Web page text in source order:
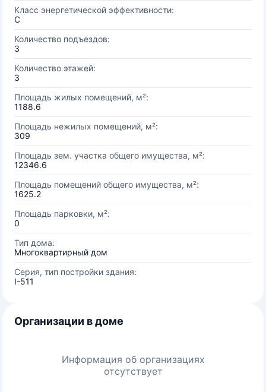
Класс энергетической эффективности:
C
Количество подъездов:
3
Количество этажей:
3
Площадь жилых помещений, м²:
1188.6
Площадь нежилых помещений, м²:
309
Площадь зем. участка общего имущества, м²:
12346.6
Площадь помещений общего имущества, м²:
1625.2
Площадь парковки, м²:
0
Тип дома:
Многоквартирный дом
Серия, тип постройки здания:
I-511
Организации в доме
Информация об организациях
отсутствует